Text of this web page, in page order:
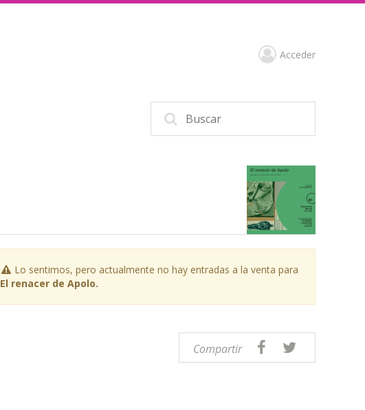
Acceder
Lo sentimos, pero actualmente no hay entradas a la venta para
El renacer de Apolo.
Compartir